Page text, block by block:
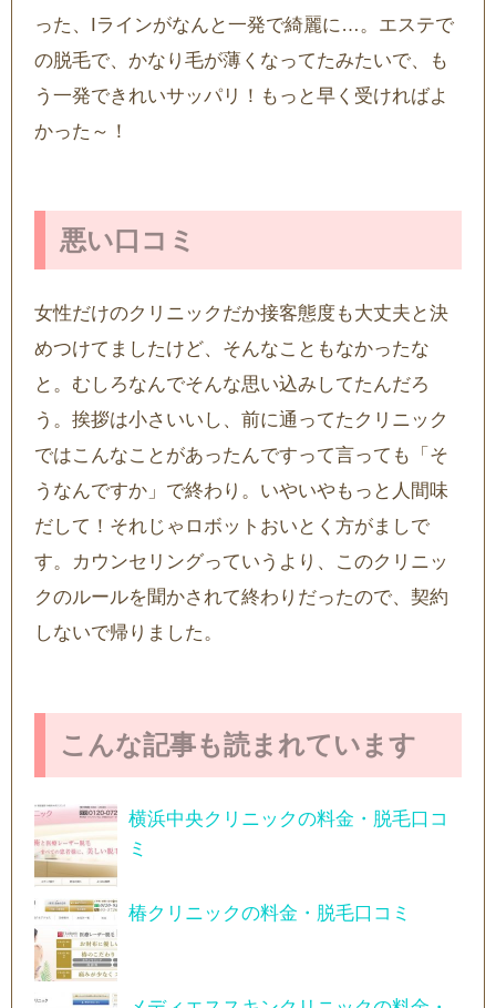
った、Iラインがなんと一発で綺麗に…。エステで
の脱毛で、かなり毛が薄くなってたみたいで、も
う一発できれいサッパリ！もっと早く受ければよ
かった～！
悪い口コミ
女性だけのクリニックだか接客態度も大丈夫と決
めつけてましたけど、そんなこともなかったな
と。むしろなんでそんな思い込みしてたんだろ
う。挨拶は小さいいし、前に通ってたクリニック
ではこんなことがあったんですって言っても「そ
うなんですか」で終わり。いやいやもっと人間味
だして！それじゃロボットおいとく方がましで
す。カウンセリングっていうより、このクリニッ
クのルールを聞かされて終わりだったので、契約
しないで帰りました。
こんな記事も読まれています
横浜中央クリニックの料金・脱毛口コ
ミ
椿クリニックの料金・脱毛口コミ